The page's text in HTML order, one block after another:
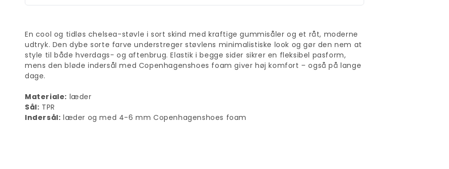
En cool og tidløs chelsea-støvle i sort skind med kraftige gummisåler og et råt, moderne
udtryk. Den dybe sorte farve understreger støvlens minimalistiske look og gør den nem at
style til både hverdags- og aftenbrug. Elastik i begge sider sikrer en fleksibel pasform,
mens den bløde indersål med Copenhagenshoes foam giver høj komfort – også på lange
dage.
Materiale: læder
Sål: TPR
Indersål: læder og med 4-6 mm Copenhagenshoes foam